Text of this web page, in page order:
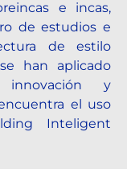
e incas,
de estudios e
de estilo
han aplicado
innovación y
el uso
Inteligent